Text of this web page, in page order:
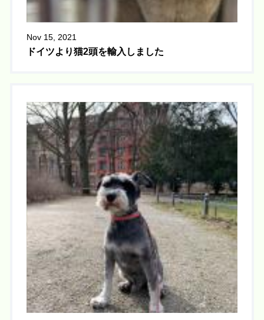
Nov 15, 2021
ドイツより猫2頭を輸入しました